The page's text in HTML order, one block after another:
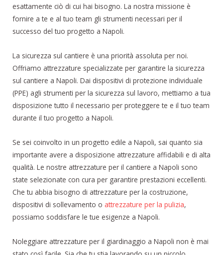
esattamente ciò di cui hai bisogno. La nostra missione è
fornire a te e al tuo team gli strumenti necessari per il
successo del tuo progetto a Napoli.
La sicurezza sul cantiere è una priorità assoluta per noi.
Offriamo attrezzature specializzate per garantire la sicurezza
sul cantiere a Napoli. Dai dispositivi di protezione individuale
(PPE) agli strumenti per la sicurezza sul lavoro, mettiamo a tua
disposizione tutto il necessario per proteggere te e il tuo team
durante il tuo progetto a Napoli.
Se sei coinvolto in un progetto edile a Napoli, sai quanto sia
importante avere a disposizione attrezzature affidabili e di alta
qualità. Le nostre attrezzature per il cantiere a Napoli sono
state selezionate con cura per garantire prestazioni eccellenti.
Che tu abbia bisogno di attrezzature per la costruzione,
dispositivi di sollevamento o attrezzature per la pulizia,
possiamo soddisfare le tue esigenze a Napoli.
Noleggiare attrezzature per il giardinaggio a Napoli non è mai